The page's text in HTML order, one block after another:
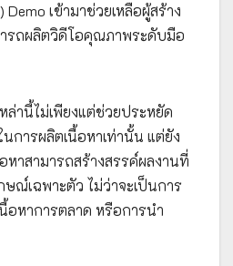
Demo เข้ามาช่วยเหลือผู้สร้าง
รถผลิตวิดีโอคุณภาพระดับมือ
ล่านี้ไม่เพียงแต่ช่วยประหยัด
การผลิตเนื้อหาเท่านั้น แต่ยัง
หาสามารถสร้างสรรค์ผลงานที่
ณ์เฉพาะตัว ไม่ว่าจะเป็นการ
อหาการตลาด หรือการนำ